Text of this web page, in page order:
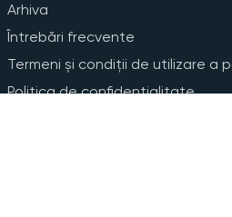
Arhiva
Întrebări frecvente
Termeni și condiții de utilizare a
Politica de confidențialitate